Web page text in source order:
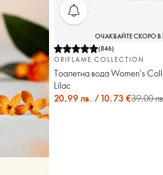
ОЧАКВАЙТЕ СКОРО
(846)
ORIFLAME COLLECTION
Тоалетна вода Women's
Lilac
20,99 лв. / 10,73 €39,00